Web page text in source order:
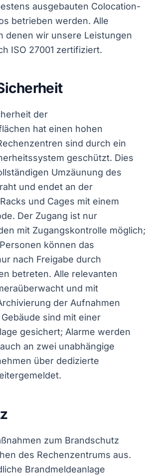
ausgebauten Colocation-
betrieben werden. Alle
denen wir unsere Leistungen
ISO 27001 zertifiziert.
der
hat einen hohen
sind durch ein
geschützt. Dies
Umzäunung des
und endet an der
und Cages mit einem
Der Zugang ist nur
mit Zugangskontrolle möglich;
können das
nach Freigabe durch
betreten. Alle relevanten
und mit
der Aufnahmen
sind mit einer
gesichert; Alarme werden
an zwei unabhängige
über dedizierte
zum Brandschutz
des Rechenzentrums aus.
Brandmeldeanlage